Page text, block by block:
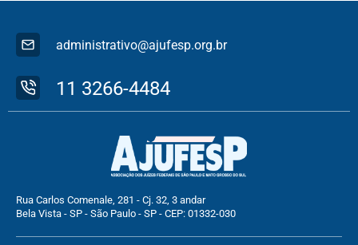
administrativo@ajufesp.org.br
11 3266-4484
Rua Carlos Comenale, 281 - Cj. 32, 3 andar
Bela Vista - SP - São Paulo - SP - CEP: 01332-030